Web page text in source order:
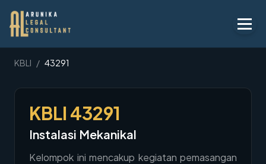
Layanan
Peraturan
KBLI
Tentang
KBLI / 43291
KBLI 43291
Instalasi Mekanikal
Kelompok ini mencakup kegiatan pemasangan